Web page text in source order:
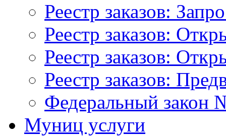
Реестр заказов:
Реестр заказов:
Реестр заказов:
Реестр заказов:
Федеральный закон
Муниц услуги